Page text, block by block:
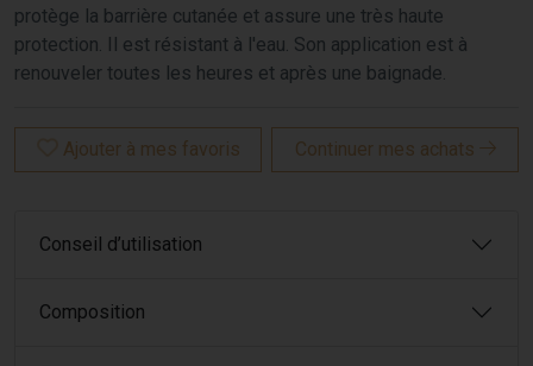
protège la barrière cutanée et assure une très haute
protection. Il est résistant à l'eau. Son application est à
renouveler toutes les heures et après une baignade.
Ajouter à mes favoris Continuer mes achats
Conseil d’utilisation
Composition